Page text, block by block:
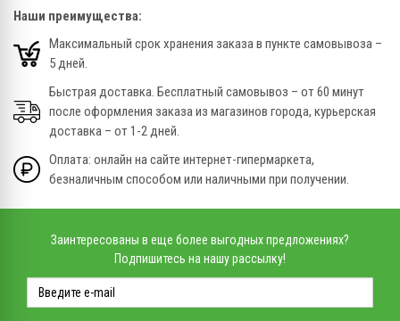
Наши преимущества:
Максимальный срок хранения заказа в пункте самовывоза –
5 дней.
Быстрая доставка. Бесплатный самовывоз – от 60 минут
после оформления заказа из магазинов города, курьерская
доставка – от 1-2 дней.
Оплата: онлайн на сайте интернет-гипермаркета,
безналичным способом или наличными при получении.
Заинтересованы в еще более выгодных предложениях?
Подпишитесь на нашу рассылку!